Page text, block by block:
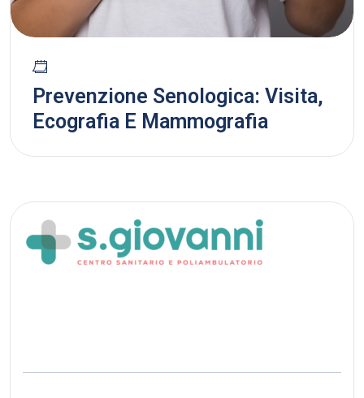
Prevenzione Senologica: Visita,
Ecografia E Mammografia